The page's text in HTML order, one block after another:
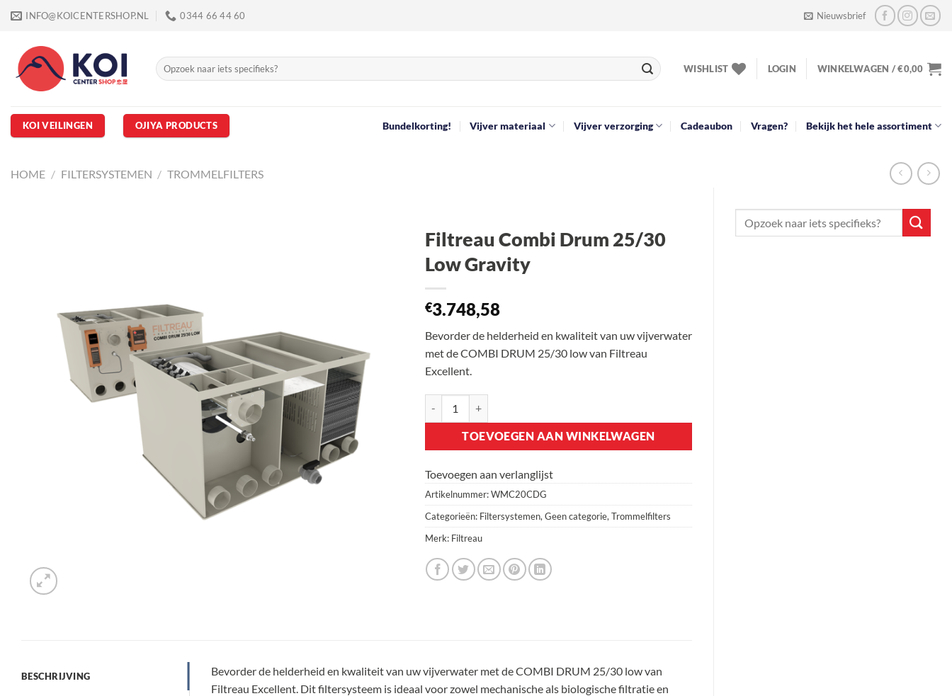
Ga
inhoud
INFO@KOICENTERSHOP.NL 0344 66 44 60 Nieuwsbrief
Zoeken
naar:
WISHLIST LOGIN WINKELWAGEN /€0,00
KOI VEILINGEN OJIYA PRODUCTS Bundelkorting! Vijver materiaal Vijver verzorging Cadeaubon Vragen? Bekijk het hele assortiment
HOME / FILTERSYSTEMEN / TROMMELFILTERS
Filtreau Combi Drum 25/30
Low Gravity
€3.748,58
Bevorder de helderheid en kwaliteit van uw vijverwater
met de COMBI DRUM 25/30 low van Filtreau
Excellent.
TOEVOEGEN AAN WINKELWAGEN
Toevoegen aan verlanglijst
Artikelnummer:WMC20CDG
Categorieën: Filtersystemen, Geen categorie, Trommelfilters
Merk: Filtreau
BESCHRIJVING
Bevorder de helderheid en kwaliteit van uw vijverwater met de COMBI DRUM 25/30 low van
Filtreau Excellent. Dit filtersysteem is ideaal voor zowel mechanische als biologische filtratie en